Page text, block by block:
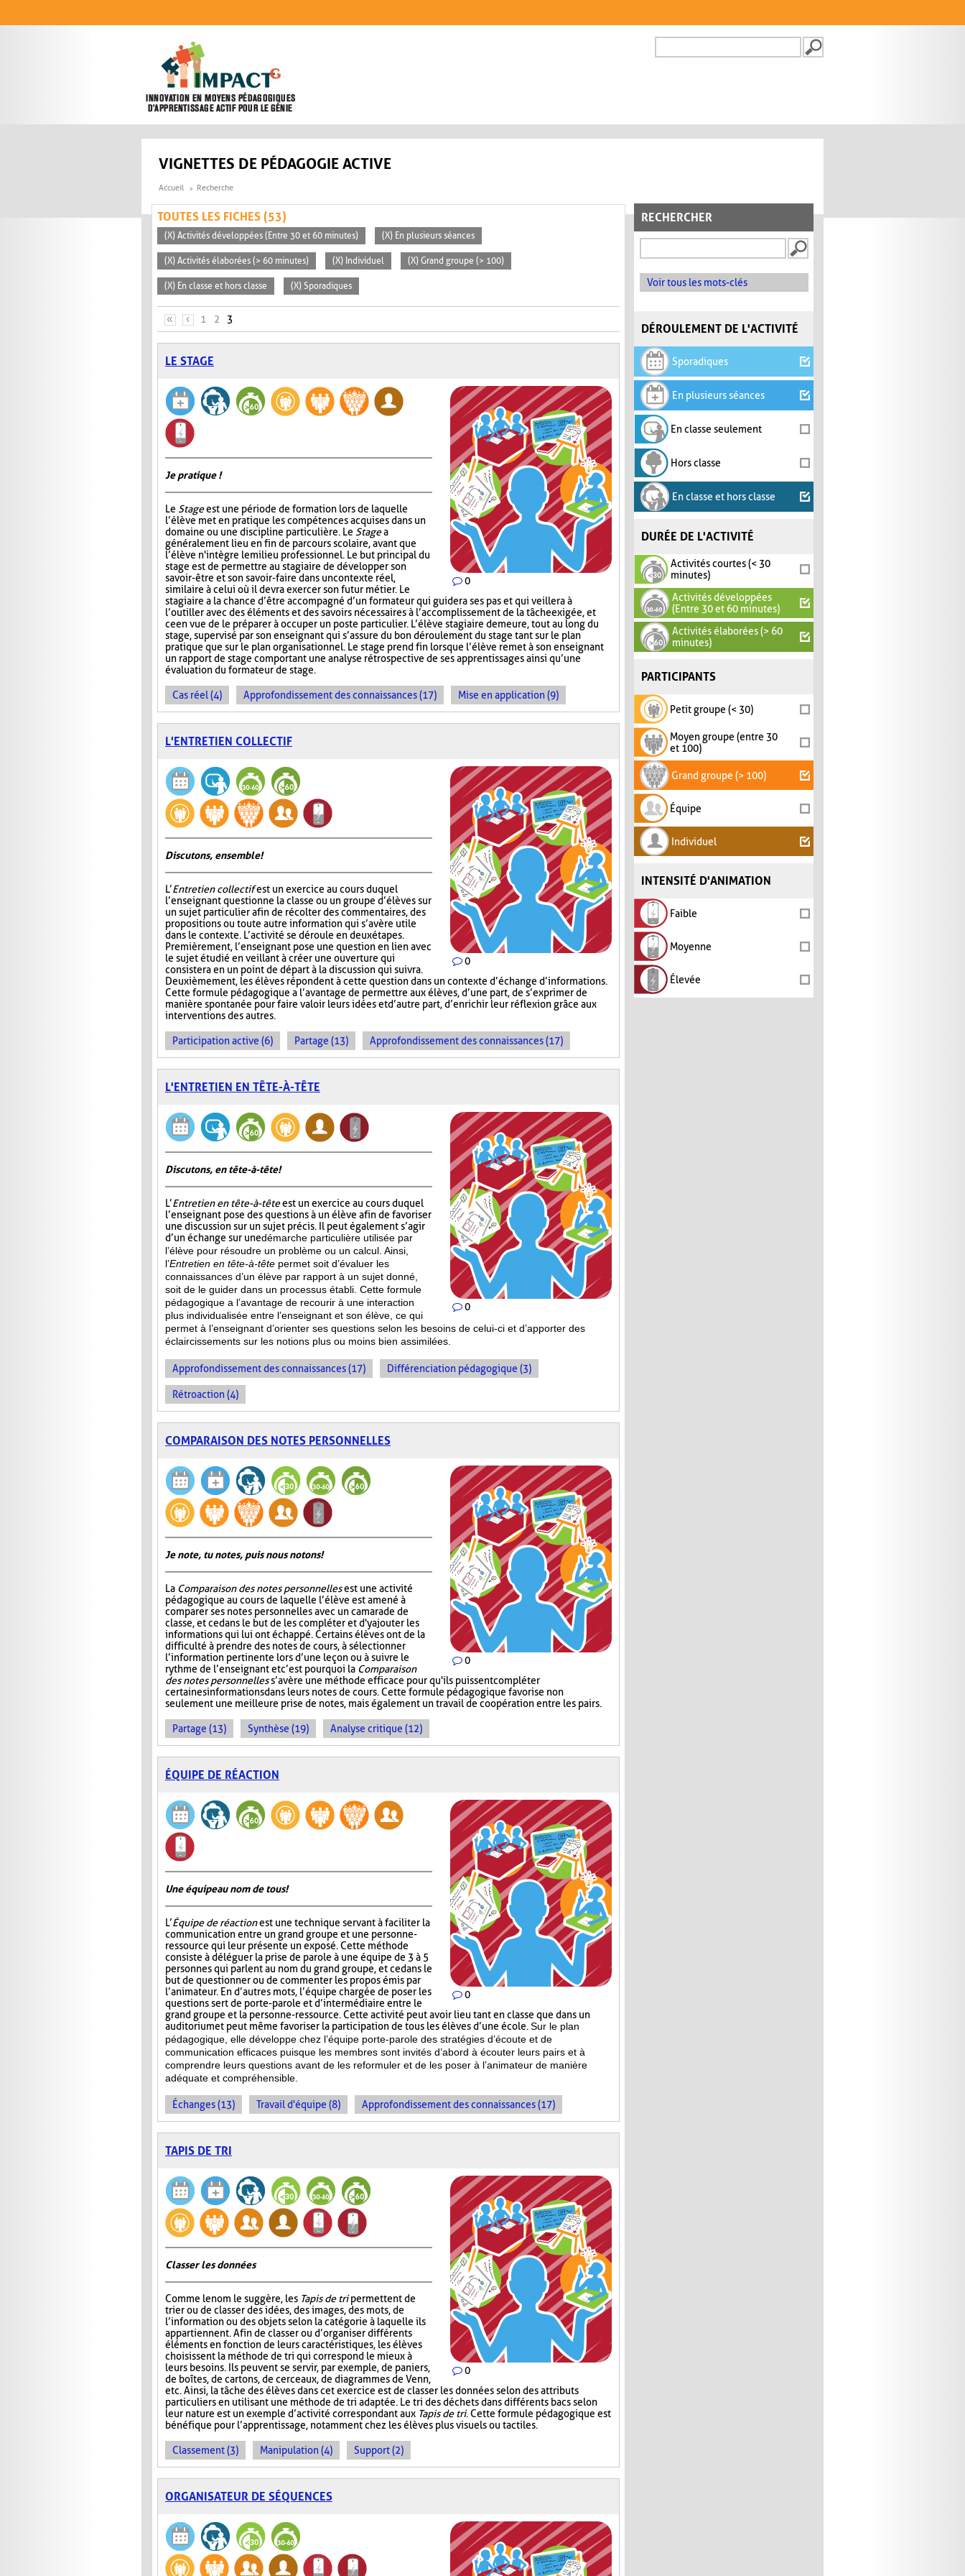
FORMULAIRE DE
VIGNETTES DE PÉDAGOGIE ACTIVE
Accueil Recherche
RECHERCHER
Voir tous les mots-clés
DÉROULEMENT DE L'ACTIVITÉ
Sporadiques
En plusieurs séances
En classe seulement
Hors classe
En classe et hors classe
DURÉE DE L'ACTIVITÉ
Activités courtes (< 30
minutes)
Activités développées
(Entre 30 et 60 minutes)
Activités élaborées (> 60
minutes)
PARTICIPANTS
Petit groupe (< 30)
Moyen groupe (entre 30
et 100)
Grand groupe (> 100)
Équipe
Individuel
INTENSITÉ D'ANIMATION
Faible
Moyenne
Élevée
TOUTES LES FICHES (53)
(X) Activités développées (Entre 30 et 60 minutes) (X) En plusieurs séances
(X) Activités élaborées (> 60 minutes) (X) Individuel (X) Grand groupe (> 100)
(X) En classe et hors classe (X) Sporadiques
PAGES
« ‹ 1 2 3
LE STAGE
0
Je pratique !
Le Stageest une période de formation lors de laquelle
l’élève met en pratique les compétences acquises dans un
domaine ou une discipline particulière. Le Stagea
généralement lieu en fin de parcours scolaire, avant que
l’élève n'intègre le milieu professionnel. Le but principal du
stage est de permettre au stagiaire de développer son
savoir-être et son savoir-faire dans un contexte réel,
similaire à celui où il devra exercer son futur métier. Le
stagiaire a la chance d’être accompagné d’un formateur qui guidera ses pas et qui veillera à
l’outiller avec des éléments et des savoirs nécessaires à l’accomplissement de la tâche exigée, et
ce en vue de le préparer à occuper un poste particulier. L’élève stagiaire demeure, tout au long du
stage, supervisé par son enseignant qui s’assure du bon déroulement du stage tant sur le plan
pratique que sur le plan organisationnel. Le stage prend fin lorsque l’élève remet à son enseignant
un rapport de stage comportant une analyse rétrospective de ses apprentissages ainsi qu’une
évaluation du formateur de stage.
Cas réel (4) Approfondissement des connaissances (17) Mise en application (9)
L'ENTRETIEN COLLECTIF
0
Discutons, ensemble!
L’Entretien collectifest un exercice au cours duquel
l’enseignant questionne la classe ou un groupe d’élèves sur
un sujet particulier afin de récolter des commentaires, des
propositions ou toute autre information qui s’avère utile
dans le contexte. L’activité se déroule en deux étapes.
Premièrement, l’enseignant pose une question en lien avec
le sujet étudié en veillant à créer une ouverture qui
consistera en un point de départ à la discussion qui suivra.
Deuxièmement, les élèves répondent à cette question dans un contexte d’échange d’informations.
Cette formule pédagogique a l’avantage de permettre aux élèves, d’une part, de s’exprimer de
manière spontanée pour faire valoir leurs idées et d’autre part, d’enrichir leur réflexion grâce aux
interventions des autres.
Participation active (6) Partage (13) Approfondissement des connaissances (17)
L'ENTRETIEN EN TÊTE-À-TÊTE
0
Discutons, en tête-à-tête!
L’Entretien en tête-à-têteest un exercice au cours duquel
l’enseignant pose des questions à un élève afin de favoriser
une discussion sur un sujet précis. Il peut également s’agir
d’un échange sur unedémarche particulière utilisée par
l’élève pour résoudre un problème ou un calcul. Ainsi,
l’Entretien en tête-à-tête permet soit d’évaluer les
connaissances d’un élève par rapport à un sujet donné,
soit de le guider dans un processus établi. Cette formule
pédagogique a l’avantage de recourir à une interaction
plus individualisée entre l’enseignant et son élève, ce qui
permet à l’enseignant d’orienter ses questions selon les besoins de celui-ci et d’apporter des
éclaircissements sur les notions plus ou moins bien assimilées.
Approfondissement des connaissances (17) Différenciation pédagogique (3)
Rétroaction (4)
COMPARAISON DES NOTES PERSONNELLES
0
Je note, tu notes, puis nous notons!
La Comparaison des notes personnellesest une activité
pédagogique au cours de laquelle l’élève est amené à
comparer ses notes personnelles avec un camarade de
classe, et ce dans le but de les compléter et d'y ajouter les
informations qui lui ont échappé. Certains élèves ont de la
difficulté à prendre des notes de cours, à sélectionner
l’information pertinente lors d’une leçon ou à suivre le
rythme de l’enseignant et c’est pourquoi la Comparaison
des notes personnelless’avère une méthode efficace pour qu'ils puissent compléter
certaines informations dans leurs notes de cours. Cette formule pédagogique favorise non
seulement une meilleure prise de notes, mais également un travail de coopération entre les pairs.
Partage (13) Synthèse (19) Analyse critique (12)
ÉQUIPE DE RÉACTION
0
Une équipe au nom de tous!
L’Équipe de réactionest une technique servant à faciliter la
communication entre un grand groupe et une personne-
ressource qui leur présente un exposé. Cette méthode
consiste à déléguer la prise de parole à une équipe de 3 à 5
personnes qui parlent au nom du grand groupe, et ce dans le
but de questionner ou de commenter les propos émis par
l’animateur. En d’autres mots, l’équipe chargée de poser les
questions sert de porte-parole et d’intermédiaire entre le
grand groupe et la personne-ressource. Cette activité peut avoir lieu tant en classe que dans un
auditorium et peut même favoriser la participation de tous les élèves d’une école.Sur le plan
pédagogique, elle développe chez l’équipe porte-parole des stratégies d’écoute et de
communication efficaces puisque les membres sont invités d’abord à écouter leurs pairs et à
comprendre leurs questions avant de les reformuler et de les poser à l’animateur de manière
adéquate et compréhensible.
Échanges (13) Travail d'équipe (8) Approfondissement des connaissances (17)
TAPIS DE TRI
0
Classer les données
Comme le nom le suggère, les Tapis de tripermettent de
trier ou de classer des idées, des images, des mots, de
l’information ou des objets selon la catégorie à laquelle ils
appartiennent. Afin de classer ou d’organiser différents
éléments en fonction de leurs caractéristiques, les élèves
choisissent la méthode de tri qui correspond le mieux à
leurs besoins. Ils peuvent se servir, par exemple, de paniers,
de boîtes, de cartons, de cerceaux, de diagrammes de Venn,
etc. Ainsi, la tâche des élèves dans cet exercice est de classer les données selon des attributs
particuliers en utilisant une méthode de tri adaptée. Le tri des déchets dans différents bacs selon
leur nature est un exemple d’activité correspondant aux Tapis de tri. Cette formule pédagogique est
bénéfique pour l’apprentissage, notamment chez les élèves plus visuels ou tactiles.
Classement (3) Manipulation (4) Support (2)
ORGANISATEUR DE SÉQUENCES